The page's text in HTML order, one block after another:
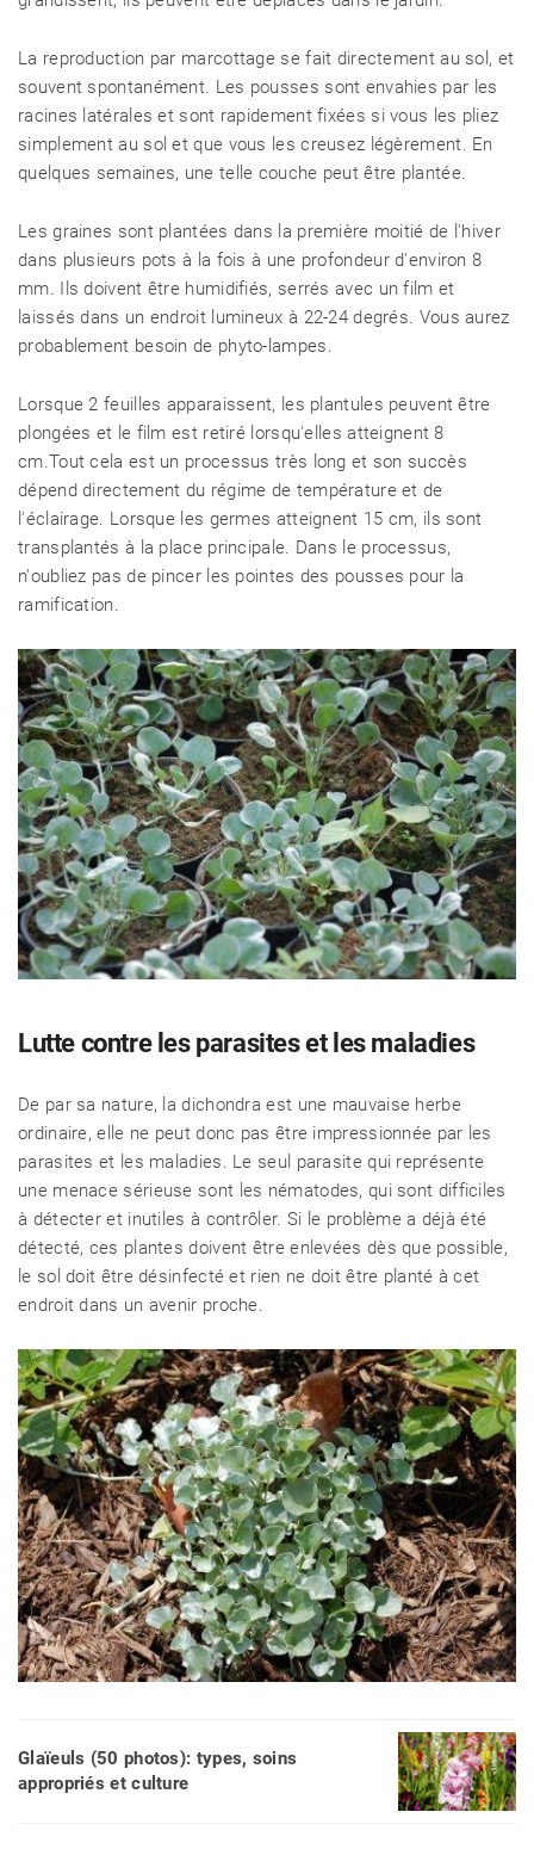
La reproduction par marcottage se fait directement au sol, et
souvent spontanément. Les pousses sont envahies par les
racines latérales et sont rapidement fixées si vous les pliez
simplement au sol et que vous les creusez légèrement. En
quelques semaines, une telle couche peut être plantée.
Les graines sont plantées dans la première moitié de l'hiver
dans plusieurs pots à la fois à une profondeur d'environ 8
mm. Ils doivent être humidifiés, serrés avec un film et
laissés dans un endroit lumineux à 22-24 degrés. Vous aurez
probablement besoin de phyto-lampes.
Lorsque 2 feuilles apparaissent, les plantules peuvent être
plongées et le film est retiré lorsqu'elles atteignent 8
cm.Tout cela est un processus très long et son succès
dépend directement du régime de température et de
l'éclairage. Lorsque les germes atteignent 15 cm, ils sont
transplantés à la place principale. Dans le processus,
n'oubliez pas de pincer les pointes des pousses pour la
ramification.
Lutte contre les parasites et les maladies
De par sa nature, la dichondra est une mauvaise herbe
ordinaire, elle ne peut donc pas être impressionnée par les
parasites et les maladies. Le seul parasite qui représente
une menace sérieuse sont les nématodes, qui sont difficiles
à détecter et inutiles à contrôler. Si le problème a déjà été
détecté, ces plantes doivent être enlevées dès que possible,
le sol doit être désinfecté et rien ne doit être planté à cet
endroit dans un avenir proche.
Glaïeuls (50 photos): types, soins
appropriés et culture